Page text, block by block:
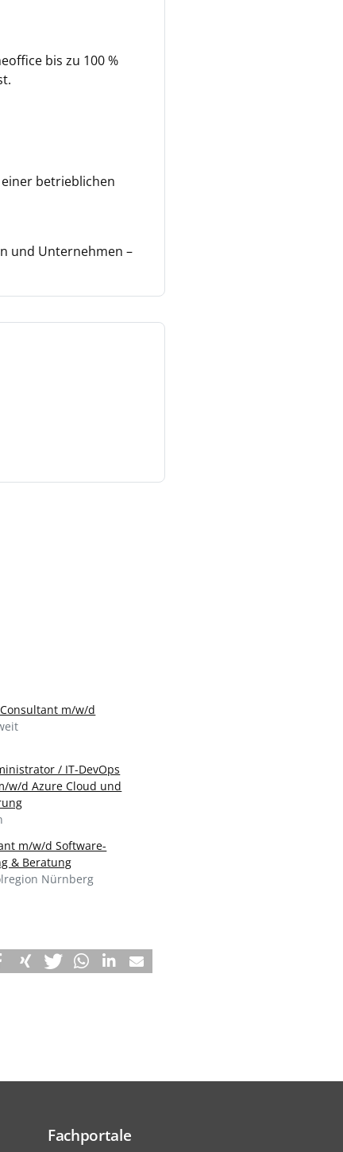
bis zu 100 %
betrieblichen
und Unternehmen –
m/w/d
/ IT-DevOps
w/d Azure Cloud und
m/w/d Software-
& Beratung
Nürnberg
Fachportale